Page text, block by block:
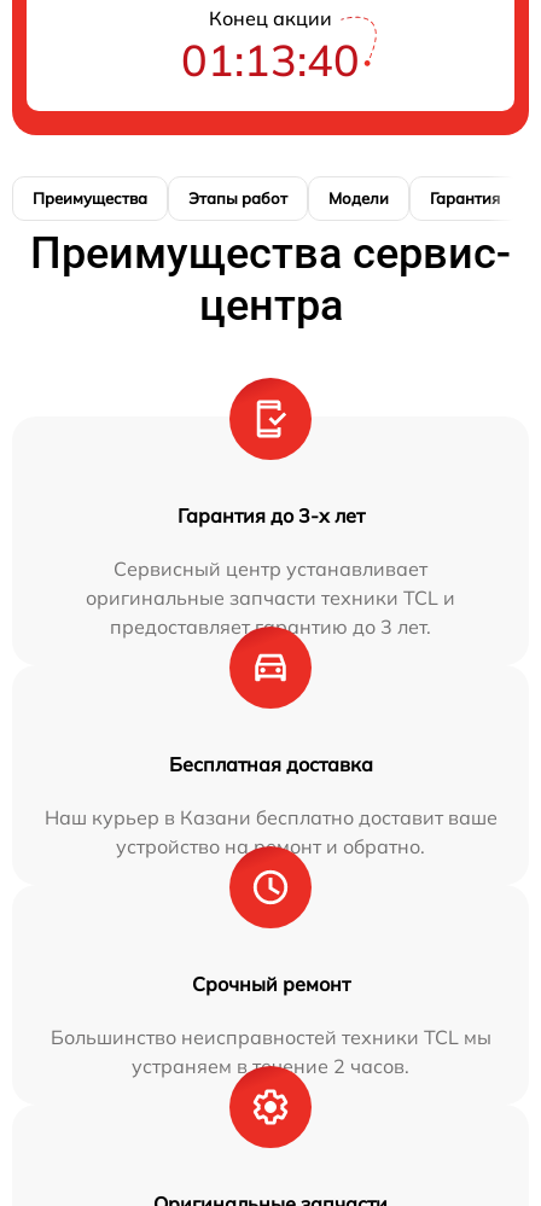
Конец акции
01:13:40
Преимущества Этапы работ Модели Гарантия
Преимущества сервис-
центра
Гарантия до 3-х лет
Сервисный центр устанавливает
оригинальные запчасти техники TCL и
предоставляет гарантию до 3 лет.
Бесплатная доставка
Наш курьер в Казани бесплатно доставит ваше
устройство на ремонт и обратно.
Срочный ремонт
Большинство неисправностей техники TCL мы
устраняем в течение 2 часов.